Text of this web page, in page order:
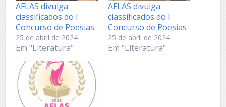
AFLAS divulga
classificados do I
Concurso de Poesias
25 de abril de 2024
Em "Literatura"
AFLAS divulga
classificados do I
Concurso de Poesias
25 de abril de 2024
Em "Literatura"